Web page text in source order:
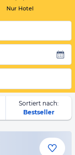
Nur Hotel
Sortiert nach:
Bestseller